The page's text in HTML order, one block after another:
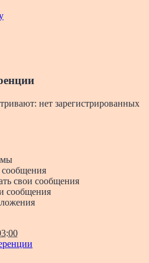
нет зарегистрированных
сообщения
свои сообщения
сообщения